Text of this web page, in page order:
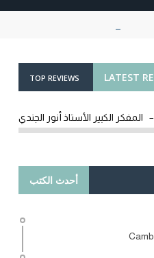
LATEST
TOP REVIEWS
الكبير الأستاذ أنور الجندي
أحدث الكتب